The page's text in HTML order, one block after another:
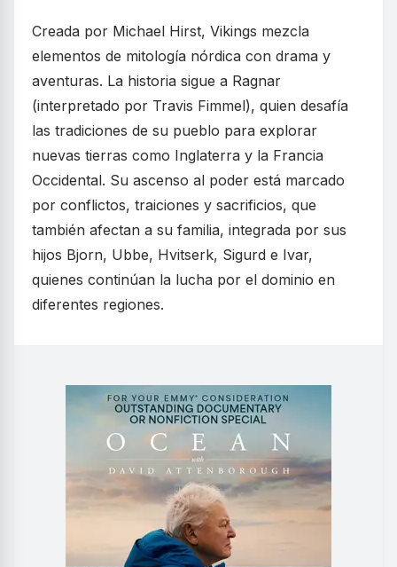
Creada por Michael Hirst, Vikings mezcla
elementos de mitología nórdica con drama y
aventuras. La historia sigue a Ragnar
(interpretado por Travis Fimmel), quien desafía
las tradiciones de su pueblo para explorar
nuevas tierras como Inglaterra y la Francia
Occidental. Su ascenso al poder está marcado
por conflictos, traiciones y sacrificios, que
también afectan a su familia, integrada por sus
hijos Bjorn, Ubbe, Hvitserk, Sigurd e Ivar,
quienes continúan la lucha por el dominio en
diferentes regiones.